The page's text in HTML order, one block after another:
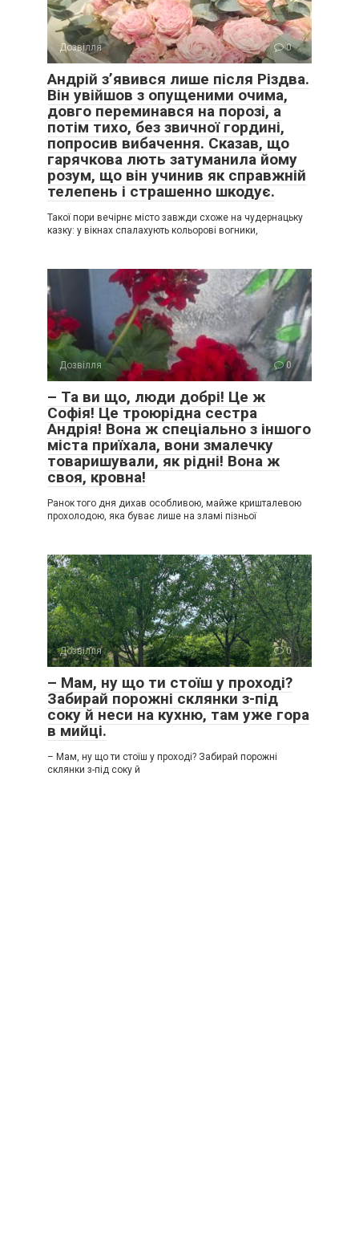
Дозвілля 0
Андрій з’явився лише після Різдва.
Він увійшов з опущеними очима,
довго переминався на порозі, а
потім тихо, без звичної гордині,
попросив вибачення. Сказав, що
гарячкова лють затуманила йому
розум, що він учинив як справжній
телепень і страшенно шкодує.
Такої пори вечірнє місто завжди схоже на чудернацьку
казку: у вікнах спалахують кольорові вогники,
Дозвілля 0
– Та ви що, люди добрі! Це ж
Софія! Це троюрідна сестра
Андрія! Вона ж спеціально з іншого
міста приїхала, вони змалечку
товаришували, як рідні! Вона ж
своя, кровна!
Ранок того дня дихав особливою, майже кришталевою
прохолодою, яка буває лише на зламі пізньої
Дозвілля 0
– Мам, ну що ти стоїш у проході?
Забирай порожні склянки з-під
соку й неси на кухню, там уже гора
в мийці.
– Мам, ну що ти стоїш у проході? Забирай порожні
склянки з-під соку й